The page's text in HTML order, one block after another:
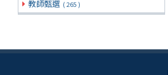
教師甄選 ( 265 )